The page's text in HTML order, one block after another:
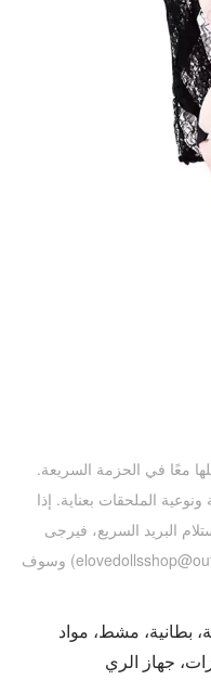
معًا في الحزمة السريعة.
الملحقات بعناية. إذا
البريد السريع، فيرجى
) وسوف
بطانية، مشط، مواد
جهاز الري